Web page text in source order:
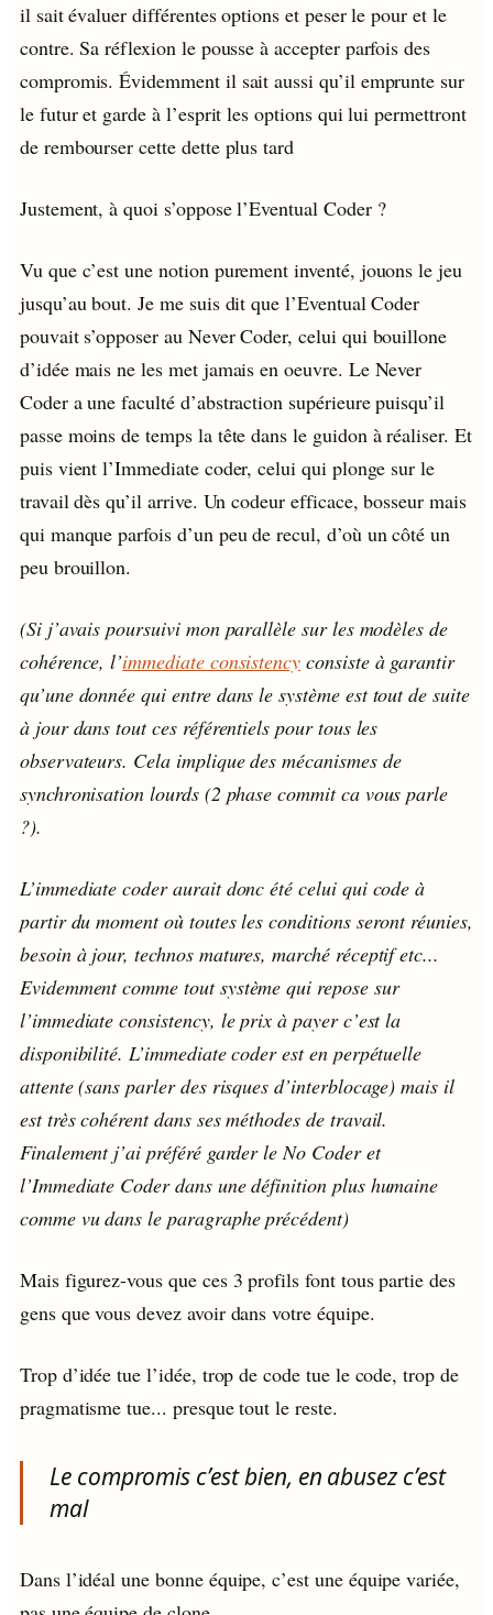
il sait évaluer différentes options et peser le pour et le
contre. Sa réflexion le pousse à accepter parfois des
compromis. Évidemment il sait aussi qu’il emprunte sur
le futur et garde à l’esprit les options qui lui permettront
de rembourser cette dette plus tard
Justement, à quoi s’oppose l’Eventual Coder ?
Vu que c’est une notion purement inventé, jouons le jeu
jusqu’au bout. Je me suis dit que l’Eventual Coder
pouvait s’opposer au Never Coder, celui qui bouillone
d’idée mais ne les met jamais en oeuvre. Le Never
Coder a une faculté d’abstraction supérieure puisqu’il
passe moins de temps la tête dans le guidon à réaliser. Et
puis vient l’Immediate coder, celui qui plonge sur le
travail dès qu’il arrive. Un codeur efficace, bosseur mais
qui manque parfois d’un peu de recul, d’où un côté un
peu brouillon.
(Si j’avais poursuivi mon parallèle sur les modèles de
cohérence, l’immediate consistency consiste à garantir
qu’une donnée qui entre dans le système est tout de suite
à jour dans tout ces référentiels pour tous les
observateurs. Cela implique des mécanismes de
synchronisation lourds (2 phase commit ca vous parle
?).
L’immediate coder aurait donc été celui qui code à
partir du moment où toutes les conditions seront réunies,
besoin à jour, technos matures, marché réceptif etc...
Evidemment comme tout système qui repose sur
l’immediate consistency, le prix à payer c’est la
disponibilité. L’immediate coder est en perpétuelle
attente (sans parler des risques d’interblocage) mais il
est très cohérent dans ses méthodes de travail.
Finalement j’ai préféré garder le No Coder et
l’Immediate Coder dans une définition plus humaine
comme vu dans le paragraphe précédent)
Mais figurez-vous que ces 3 profils font tous partie des
gens que vous devez avoir dans votre équipe.
Trop d’idée tue l’idée, trop de code tue le code, trop de
pragmatisme tue... presque tout le reste.
Le compromis c’est bien, en abusez c’est
mal
Dans l’idéal une bonne équipe, c’est une équipe variée,